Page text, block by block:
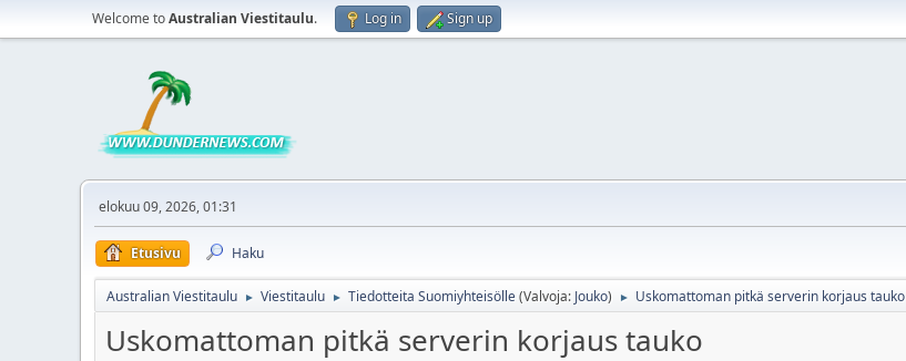
Welcome toAustralian Viestitaulu. Log in Sign up
elokuu 09, 2026, 01:31
Etusivu Haku
Australian Viestitaulu ► Viestitaulu ► Tiedotteita Suomiyhteisölle(Valvoja: Jouko) ► Uskomattoman pitkä serverin korjaus tauko
Uskomattoman pitkä serverin korjaus tauko